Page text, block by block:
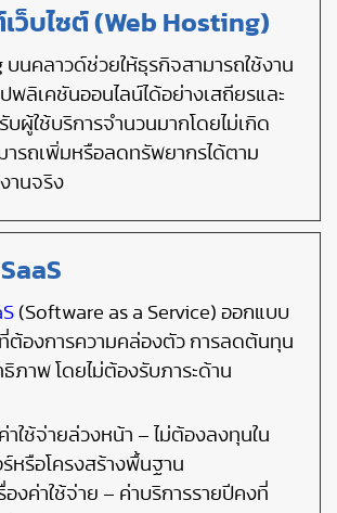
ว็บไซต์ (Web Hosting)
บนคลาวด์ช่วยให้ธุรกิจสามารถใช้งาน
พลิเคชันออนไลน์ได้อย่างเสถียรและ
ผู้ใช้บริการจำนวนมากโดยไม่เกิด
ารถเพิ่มหรือลดทรัพยากรได้ตาม
านจริง
(Software as a Service) ออกแบบ
ต้องการความคล่องตัว การลดต้นทุน
ธิภาพ โดยไม่ต้องรับภาระด้าน
าใช้จ่ายล่วงหน้า – ไม่ต้องลงทุนใน
ร์หรือโครงสร้างพื้นฐาน
รื่องค่าใช้จ่าย – ค่าบริการรายปีคงที่